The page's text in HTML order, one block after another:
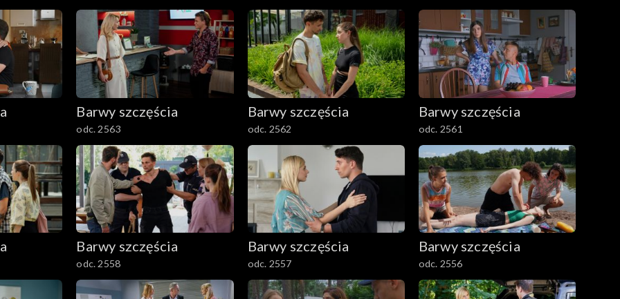
Barwy szczęścia
odc. 2563
Barwy szczęścia
odc. 2562
Barwy szczęścia
odc. 2561
Barwy szczęścia
odc. 2558
Barwy szczęścia
odc. 2557
Barwy szczęścia
odc. 2556